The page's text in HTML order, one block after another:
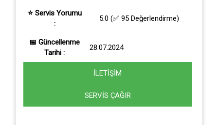
⭐ Servis Yorumu
:
5.0 (✅ 95 Değerlendirme)
📅 Güncellenme
Tarihi :
28.07.2024
İLETİŞİM
SERVİS ÇAĞIR